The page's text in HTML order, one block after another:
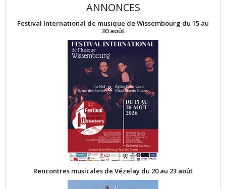
ANNONCES
Festival International de musique de Wissembourg du 15 au
30 août
Rencontres musicales de Vézelay du 20 au 23 août